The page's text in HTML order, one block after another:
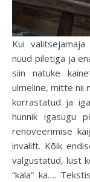
Kui
nüüd piletiga ja
siin natuke
ulmeline, mitte nii
korrastatud ja
hunnik igasugu
renoveerimise
invalift. Kõik
valgustatud, lust
“kala” ka….